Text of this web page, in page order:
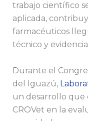
trabajo científico
aplicada,
farmacéuticos
técnico y
Durante el
del Iguazú,
un desarrollo que
CROVet en la